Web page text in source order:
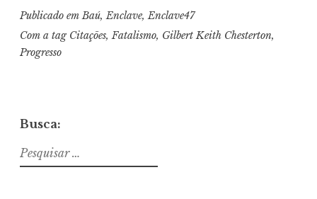
Publicado emBaú,Enclave,Enclave47
Com a tag Citações,Fatalismo, Gilbert Keith Chesterton,
Progresso
Busca:
Pesquisar
por: